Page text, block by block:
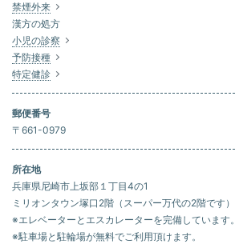
禁煙外来
漢方の処方
小児の診察
予防接種
特定健診
郵便番号
〒661-0979
所在地
兵庫県尼崎市上坂部１丁目4の1
ミリオンタウン塚口2階（スーパー万代の2階です）
※エレベーターとエスカレーターを完備しています。
※駐車場と駐輪場が無料でご利用頂けます。